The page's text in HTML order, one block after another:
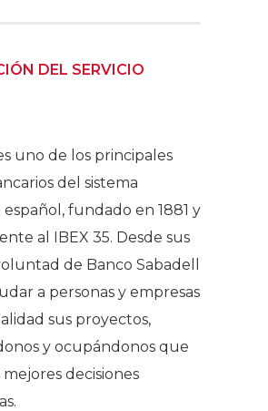
DEL SERVICIO
uno de los principales
del sistema
fundado en 1881 y
al IBEX 35. Desde sus
de Banco Sabadell
a personas y empresas
sus proyectos,
y ocupándonos que
decisiones